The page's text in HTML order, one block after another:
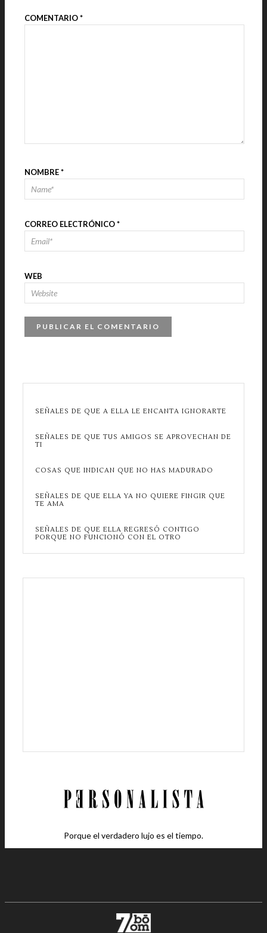
COMENTARIO*
NOMBRE*
CORREO ELECTRÓNICO*
WEB
SEÑALES DE QUE A ELLA LE ENCANTA IGNORARTE
SEÑALES DE QUE TUS AMIGOS SE APROVECHAN DE
TI
COSAS QUE INDICAN QUE NO HAS MADURADO
SEÑALES DE QUE ELLA YA NO QUIERE FINGIR QUE
TE AMA
SEÑALES DE QUE ELLA REGRESÓ CONTIGO
PORQUE NO FUNCIONÓ CON EL OTRO
Porque el verdadero lujo es el tiempo.